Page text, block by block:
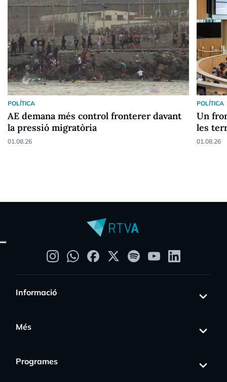
POLÍTICA
AE demana més control fronterer davant
la pressió migratòria
01.08.26
POLÍTICA
Un
les
01.08.26
Informació
Més
Programes